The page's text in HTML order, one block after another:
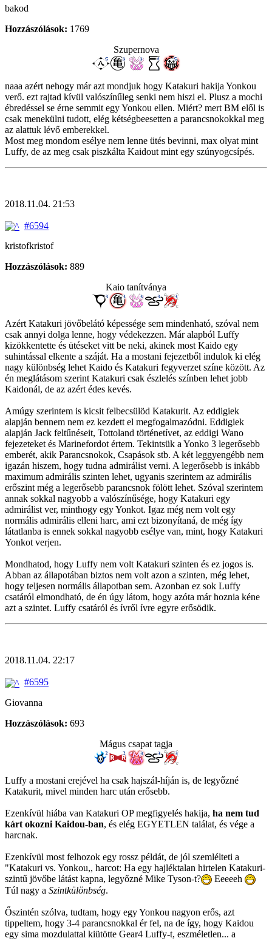
bakod
Hozzászólások: 1769
Szupernova
naaa azért nehogy már azt mondjuk hogy Katakuri hakija Yonkou
verő. ezt rajtad kívül valószínűleg senki nem hiszi el. Plusz a mochi
ébredéssel se érne semmit egy Yonkou ellen. Miért? mert BM elől is
csak menekülni tudott, elég kétségbeesetten a parancsnokokkal meg
az alattuk lévő emberekkel.
Most meg mondom esélye nem lenne ütés bevinni, max olyat mint
Luffy, de az meg csak piszkálta Kaidout mint egy szúnyogcsípés.
2018.11.04. 21:53
#6594
kristofkristof
Hozzászólások: 889
Kaio tanítványa
Azért Katakuri jövőbelátó képessége sem mindenható, szóval nem
csak annyi dolga lenne, hogy védekezzen. Már alapból Luffy
kizökkentette és ütéseket vitt be neki, akinek most Kaido egy
suhintással elkente a száját. Ha a mostani fejezetből indulok ki elég
nagy különbség lehet Kaido és Katakuri fegyverzet színe között. Az
én meglátásom szerint Katakuri csak észlelés színben lehet jobb
Kaidonál, de az azért édes kevés.
Amúgy szerintem is kicsit felbecsülöd Katakurit. Az eddigiek
alapján bennem nem ez kezdett el megfogalmazódni. Eddigiek
alapján Jack feltűnéseit, Tottoland történetívet, az eddigi Wano
fejezeteket és Marinefordot értem. Tekintsük a Yonko 3 legerősebb
emberét, akik Parancsnokok, Csapások stb. A két leggyengébb nem
igazán hiszem, hogy tudna admirálist verni. A legerősebb is inkább
maximum admirális szinten lehet, ugyanis szerintem az admirális
erőszint még a legerősebb parancsnok fölött lehet. Szóval szerintem
annak sokkal nagyobb a valószínűsége, hogy Katakuri egy
admirálist ver, minthogy egy Yonkot. Igaz még nem volt egy
normális admirális elleni harc, ami ezt bizonyítaná, de még így
látatlanba is ennek sokkal nagyobb esélye van, mint, hogy Katakuri
Yonkot verjen.
Mondhatod, hogy Luffy nem volt Katakuri szinten és ez jogos is.
Abban az állapotában biztos nem volt azon a szinten, még lehet,
hogy teljesen normális állapotban sem. Azonban ez sok Luffy
csatáról elmondható, de én úgy látom, hogy azóta már hoznia kéne
azt a szintet. Luffy csatáról és ívről ívre egyre erősödik.
2018.11.04. 22:17
#6595
Giovanna
Hozzászólások: 693
Mágus csapat tagja
Luffy a mostani erejével ha csak hajszál-híján is, de legyőzné
Katakurit, mivel minden harc után erősebb.
Ezenkívül hiába van Katakuri OP megfigyelés hakija, ha nem tud
kárt okozni Kaidou-ban, és elég EGYETLEN találat, és vége a
harcnak.
Ezenkívül most felhozok egy rossz példát, de jól szemlélteti a
"Katakuri vs. Yonkou,, harcot: Ha egy hajléktalan hirtelen Katakuri-
szintű jövőbe látást kapna, legyőzné Mike Tyson-t?
Eeeeeh
Túl nagy a Szintkülönbség.
Őszintén szólva, tudtam, hogy egy Yonkou nagyon erős, azt
tippeltem, hogy 3-4 parancsnokkal ér fel, na de így, hogy Kaidou
egy sima mozdulattal kiütötte Gear4 Luffy-t, eszméletlen... a